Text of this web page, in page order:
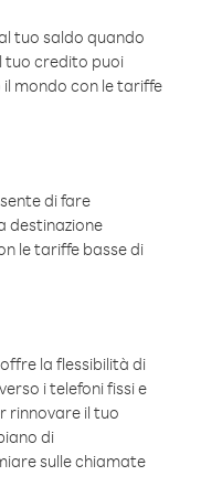
tuo saldo quando
tuo credito puoi
mondo con le tariffe
di fare
destinazione
le tariffe basse di
la flessibilità di
i telefoni fissi e
rinnovare il tuo
di
sulle chiamate